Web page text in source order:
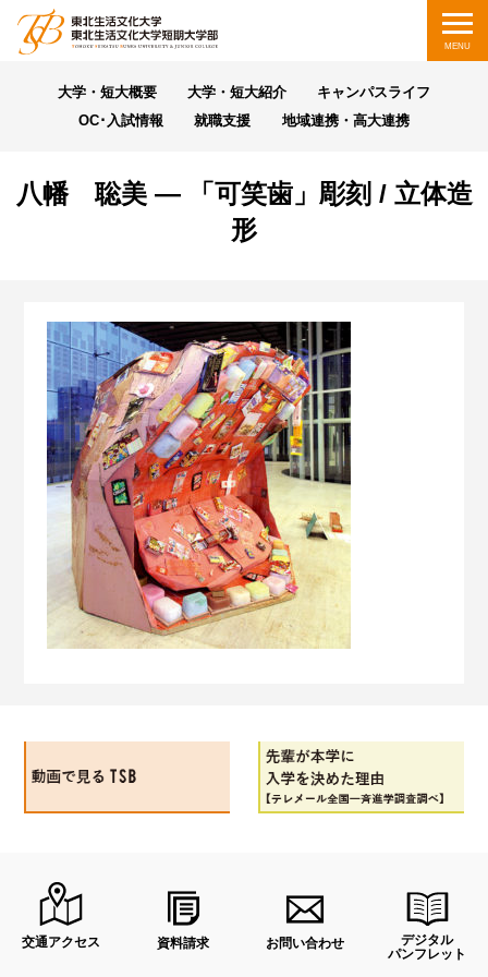
コンテンツへスキップ
MENU
大学・短大概要 大学・短大紹介
キャンパスライフ
OC･入試情報
就職支援 地域連携・高大連携
八幡 聡美 ― 「可笑歯」彫刻 / 立体造
形
先輩が入学を決めた理由
交通アクセス 資料請求 お問い合わせ
デジタル
パンフレット